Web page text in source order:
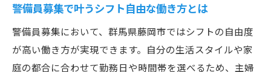
警備員募集で叶うシフト自由な働き方とは
警備員募集において、群馬県藤岡市ではシフトの自由度
が高い働き方が実現できます。自分の生活スタイルや家
庭の都合に合わせて勤務日や時間帯を選べるため、主婦